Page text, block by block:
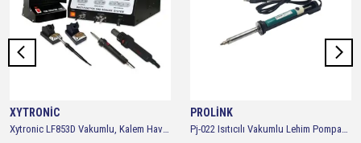
XYTRONİC
Xytronic LF853D Vakumlu, Kalem Havyalı, Sıcak Havalı Digital İstasyon Havya 3'lü Set
PROLİNK
Pj-022 Isıtıcılı Vakumlu Lehim Pompası 40watt